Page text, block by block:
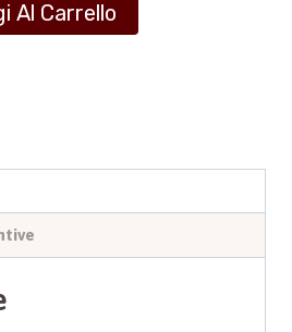
Al Carrello